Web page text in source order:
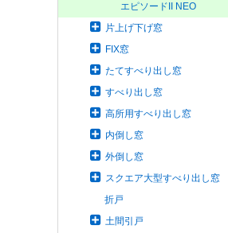
エピソードII NEO
片上げ下げ窓
FIX窓
たてすべり出し窓
すべり出し窓
高所用すべり出し窓
内倒し窓
外倒し窓
スクエア大型すべり出し窓
折戸
土間引戸